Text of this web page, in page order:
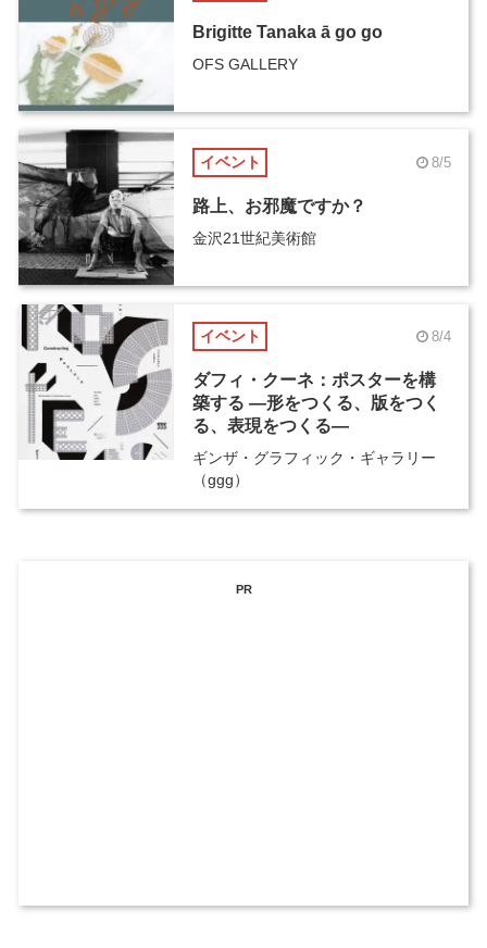
Brigitte Tanaka ā go go
OFS GALLERY
イベント 8/5
路上、お邪魔ですか？
金沢21世紀美術館
イベント 8/4
ダフィ・クーネ：ポスターを構
築する ―形をつくる、版をつく
る、表現をつくる―
ギンザ・グラフィック・ギャラリー
（ggg）
PR